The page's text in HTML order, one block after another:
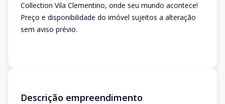
Collection Vila Clementino, onde seu mundo acontece!
Preço e disponibilidade do imóvel sujeitos a alteração
sem aviso prévio.
Descrição empreendimento